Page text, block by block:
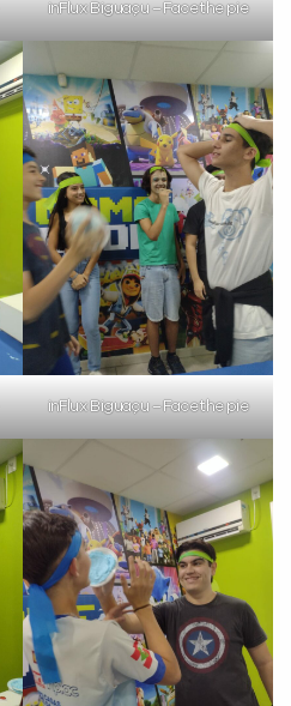
inFlux Biguaçu – Face the pie
inFlux Biguaçu – Face the pie